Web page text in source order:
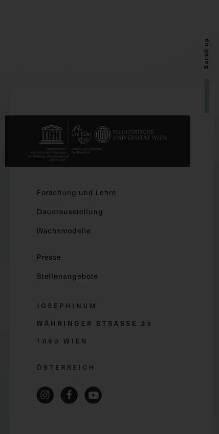
Scroll up
Forschung und Lehre
Dauerausstellung
Wachsmodelle
Presse
Stellenangebote
JOSEPHINUM
WÄHRINGER STRASSE 2 5
1090 WIEN
ÖSTERREICH